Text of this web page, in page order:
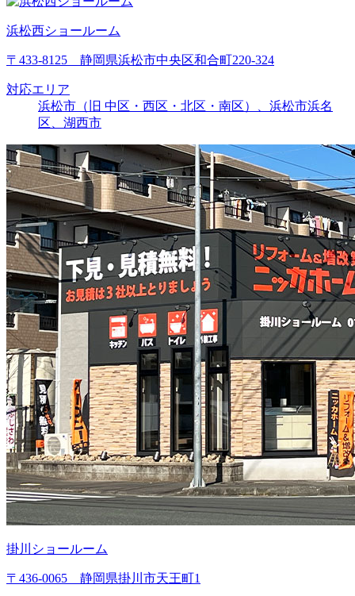
浜松西ショールーム
〒433-8125 静岡県浜松市中央区和合町220-324
対応エリア
浜松市（旧 中区・西区・北区・南区）、浜松市浜名
区、湖西市
掛川ショールーム
〒436-0065 静岡県掛川市天王町1